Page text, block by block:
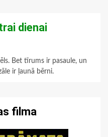
dienai
Bet tīrums ir pasaule, un
ir ļaunā bērni.
filma